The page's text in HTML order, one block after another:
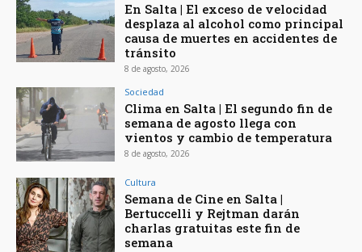
En Salta | El exceso de velocidad
desplaza al alcohol como principal
causa de muertes en accidentes de
tránsito
8 de agosto, 2026
Sociedad
Clima en Salta | El segundo fin de
semana de agosto llega con
vientos y cambio de temperatura
8 de agosto, 2026
Cultura
Semana de Cine en Salta |
Bertuccelli y Rejtman darán
charlas gratuitas este fin de
semana